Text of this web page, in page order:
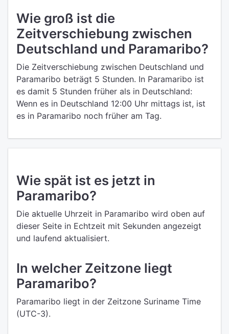
Wie groß ist die
Zeitverschiebung zwischen
Deutschland und Paramaribo?
Die Zeitverschiebung zwischen Deutschland und
Paramaribo beträgt 5 Stunden. In Paramaribo ist
es damit 5 Stunden früher als in Deutschland:
Wenn es in Deutschland 12:00 Uhr mittags ist, ist
es in Paramaribo noch früher am Tag.
Wie spät ist es jetzt in
Paramaribo?
Die aktuelle Uhrzeit in Paramaribo wird oben auf
dieser Seite in Echtzeit mit Sekunden angezeigt
und laufend aktualisiert.
In welcher Zeitzone liegt
Paramaribo?
Paramaribo liegt in der Zeitzone Suriname Time
(UTC-3).